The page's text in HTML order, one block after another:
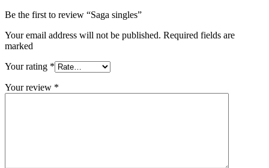
Be the first to review “Saga singles”
Your email address will not be published. Required fields are
marked
Your rating *
Your review *